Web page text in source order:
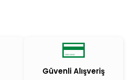
Güvenli Alışveriş